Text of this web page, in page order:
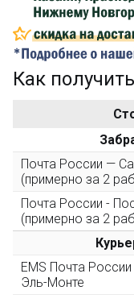
...на
Золотая скидка
персональная
3000 рублей, Вы
повторные заказы
Скидка за обзор
(фото сборки)
Пришлите фото
конструктора и
10% при покупке
Как
Почта России —
(примерно за 2
Почта России -
(примерно за 2
EMS Почта
Эль-Монте